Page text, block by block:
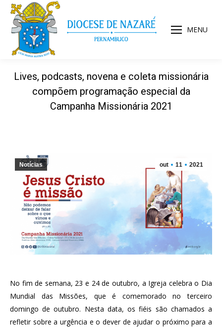
MENU
Lives, podcasts, novena e coleta missionária
compõem programação especial da
Campanha Missionária 2021
out 11 2021
Notícias
No fim de semana, 23 e 24 de outubro, a Igreja celebra o Dia
Mundial das Missões, que é comemorado no terceiro
domingo de outubro. Nesta data, os fiéis são chamados a
refletir sobre a urgência e o dever de ajudar o próximo para a